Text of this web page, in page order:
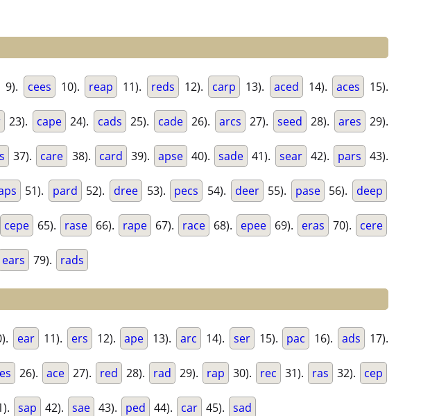
9). cees 10). reap 11). reds 12). carp 13). aced 14). aces 15).
23). cape 24). cads 25). cade 26). arcs 27). seed 28). ares 29).
37). care 38). card 39). apse 40). sade 41). sear 42). pars 43).
51). pard 52). dree 53). pecs 54). deer 55). pase 56). deep
cepe 65). rase 66). rape 67). race 68). epee 69). eras 70). cere
ears 79). rads
ear 11). ers 12). ape 13). arc 14). ser 15). pac 16). ads 17).
26). ace 27). red 28). rad 29). rap 30). rec 31). ras 32). cep
sap 42). sae 43). ped 44). car 45). sad